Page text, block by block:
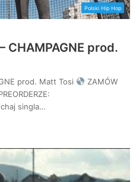
Polski Hip Hop
CHAMPAGNE prod.
prod. Matt Tosi
ZAMÓW
singla…